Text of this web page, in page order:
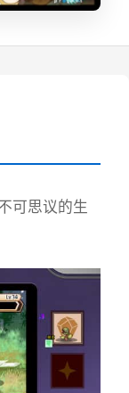
可思议的生